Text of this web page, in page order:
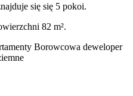
się się 5 pokoi.
82 m².
Borowcowa deweloper